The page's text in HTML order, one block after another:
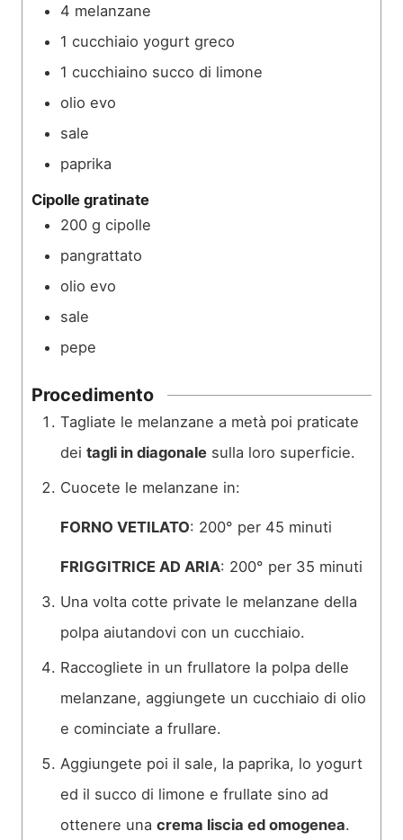
4 melanzane
1 cucchiaio yogurt greco
1 cucchiaino succo di limone
olio evo
sale
paprika
Cipolle gratinate
200 g cipolle
pangrattato
olio evo
sale
pepe
Procedimento
Tagliate le melanzane a metà poi praticate
dei tagli in diagonale sulla loro superficie.
Cuocete le melanzane in:
FORNO VETILATO: 200° per 45 minuti
FRIGGITRICE AD ARIA: 200° per 35 minuti
Una volta cotte private le melanzane della
polpa aiutandovi con un cucchiaio.
Raccogliete in un frullatore la polpa delle
melanzane, aggiungete un cucchiaio di olio
e cominciate a frullare.
Aggiungete poi il sale, la paprika, lo yogurt
ed il succo di limone e frullate sino ad
ottenere una crema liscia ed omogenea.